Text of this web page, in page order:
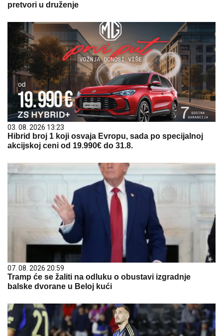
pretvori u druženje
03. 08. 2026 13:23
Hibrid broj 1 koji osvaja Evropu, sada po specijalnoj
akcijskoj ceni od 19.990€ do 31.8.
07. 08. 2026 20:59
Tramp će se žaliti na odluku o obustavi izgradnje
balske dvorane u Beloj kući